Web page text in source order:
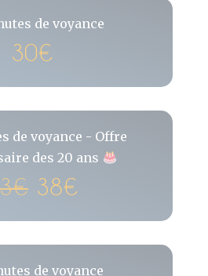
de voyance
30€
de voyance - Offre
des 20 ans
38€
de voyance